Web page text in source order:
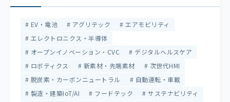
EV・電池 アグリテック
エアモビリティ
エレクトロニクス・半導体
オープンイノベーション・CVC
デジタルヘルスケア
ロボティクス
新素材・先端素材
次世代HMI
脱炭素・カーボンニュートラル
自動運転・車載
製造・建築IoT/AI
フードテック
サステナビリティ